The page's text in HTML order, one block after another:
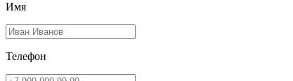
Имя
Телефон